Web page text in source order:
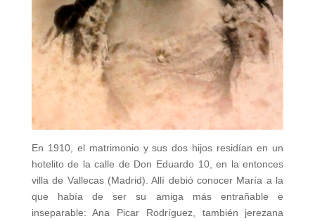
En 1910, el matrimonio y sus dos hijos residían en un
hotelito de la calle de Don Eduardo 10, en la entonces
villa de Vallecas (Madrid). Allí debió conocer María a la
que había de ser su amiga más entrañable e
inseparable: Ana Picar Rodríguez, también jerezana